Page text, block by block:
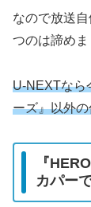
なので放送
つのは諦めま
U-NEXTなら
ーズ』以外
『
カパー